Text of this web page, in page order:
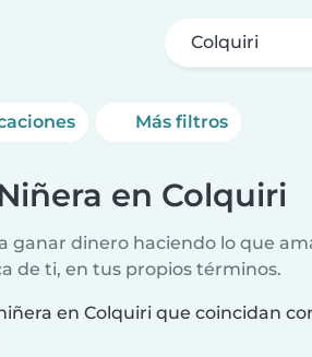
Colquiri
Más filtros
en Colquiri
ganar dinero haciendo lo que
de ti, en tus propios términos.
en Colquiri que coincidan